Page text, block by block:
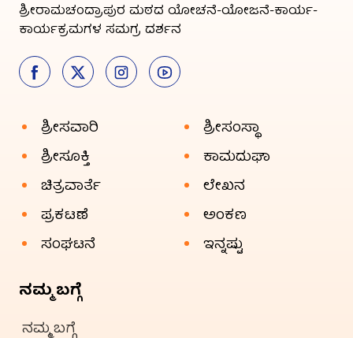
ಶ್ರೀರಾಮಚಂದ್ರಾಪುರ ಮಠದ ಯೋಚನೆ-ಯೋಜನೆ-ಕಾರ್ಯ-
ಕಾರ್ಯಕ್ರಮಗಳ ಸಮಗ್ರ ದರ್ಶನ
ಶ್ರೀಸವಾರಿ
ಶ್ರೀಸಂಸ್ಥಾ
ಶ್ರೀಸೂಕ್ತಿ
ಕಾಮದುಘಾ
ಚಿತ್ರವಾರ್ತೆ
ಲೇಖನ
ಪ್ರಕಟಣೆ
ಅಂಕಣ
ಸಂಘಟನೆ
ಇನ್ನಷ್ಟು
ನಮ್ಮ ಬಗ್ಗೆ
ನಮ್ಮ ಬಗ್ಗೆ